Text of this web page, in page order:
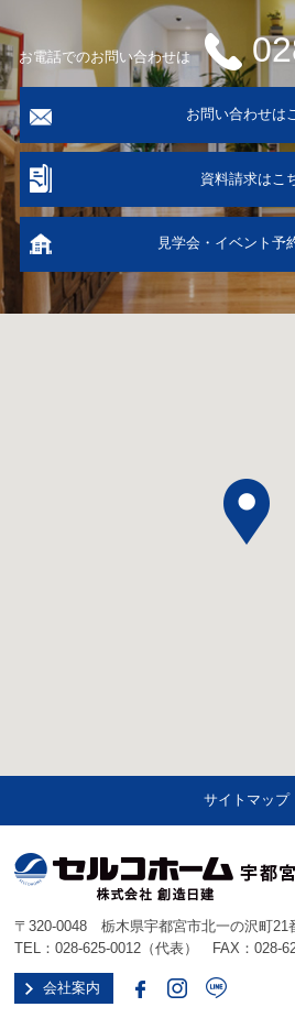
お電話でのお問い合わせは
お問い合わせは
資料請求はこ
見学会・イベント予
サイトマップ
〒320-0048 栃木県宇都宮市北一の沢町21
TEL：028-625-0012 （代表） FAX：028-
会社案内